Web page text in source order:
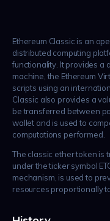
Ethereum Classic is an
distributed computing
functionality. It provides a
machine, the Ethereum
scripts using an
Classic also provides a
be transferred between
wallet and is used to
computations performed.
The classic ether token is
under the ticker symbol
mechanism, is used to
resources proportionally